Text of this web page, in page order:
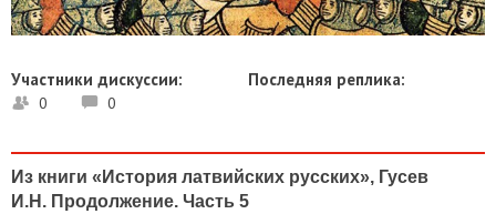
Участники дискуссии:
0 0
Последняя реплика:
Из книги «История латвийских русских», Гусев
И.Н. Продолжение. Часть 5